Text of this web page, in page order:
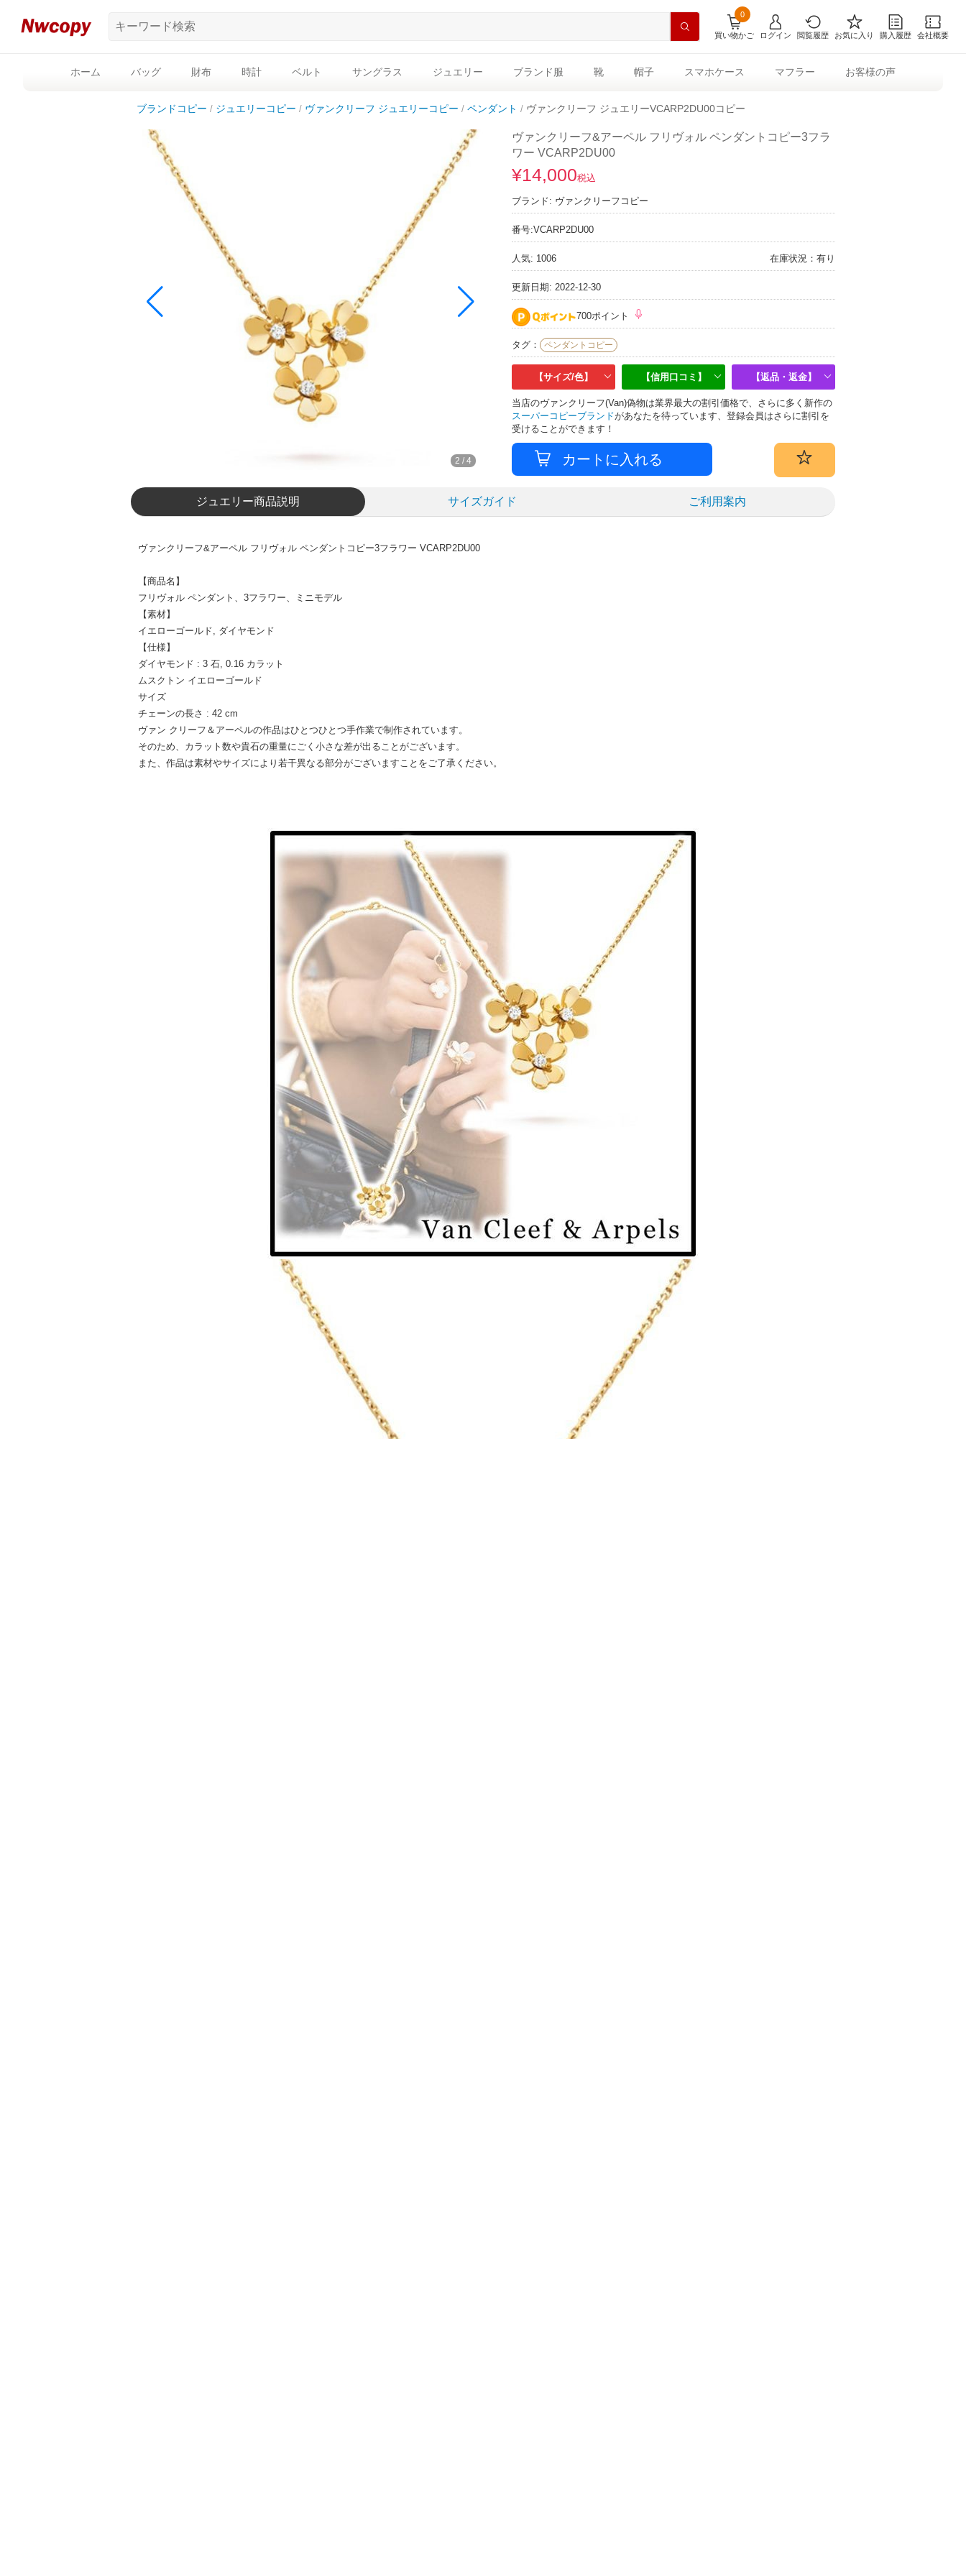
買い物かご
0
ログイン 閲覧履歴 お気に入り 購入履歴 会社概要
ホーム バッグ 財布 時計 ベルト サングラス ジュエリー ブランド服 靴 帽子 スマホケース マフラー お客様の声
ブランドコピー ジュエリーコピー ヴァンクリーフ ジュエリーコピー ペンダント ヴァンクリーフ ジュエリーVCARP2DU00コピー
2 / 4
ヴァンクリーフ&アーペル フリヴォル ペンダントコピー3フラ
ワー VCARP2DU00
¥14,000税込
ブランド: ヴァンクリーフコピー
番号:VCARP2DU00
人気: 1006 在庫状況：有り
更新日期: 2022-12-30
700ポイント
タグ： ペンダントコピー
【サイズ/色】 【信用口コミ】 【返品・返金】
当店のヴァンクリーフ(Van)偽物は業界最大の割引価格で、さらに多く新作の
スーパーコピーブランドがあなたを待っています、登録会員はさらに割引を
受けることができます！
ジュエリー商品説明 サイズガイド ご利用案内
ヴァンクリーフ&アーペル フリヴォル ペンダントコピー3フラワー VCARP2DU00
【商品名】
フリヴォル ペンダント、3フラワー、ミニモデル
【素材】
イエローゴールド, ダイヤモンド
【仕様】
ダイヤモンド : 3 石, 0.16 カラット
ムスクトン イエローゴールド
サイズ
チェーンの長さ : 42 cm
ヴァン クリーフ＆アーペルの作品はひとつひとつ手作業で制作されています。
そのため、カラット数や貴石の重量にごく小さな差が出ることがございます。
また、作品は素材やサイズにより若干異なる部分がございますことをご了承ください。